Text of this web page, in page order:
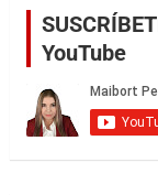
YouTube